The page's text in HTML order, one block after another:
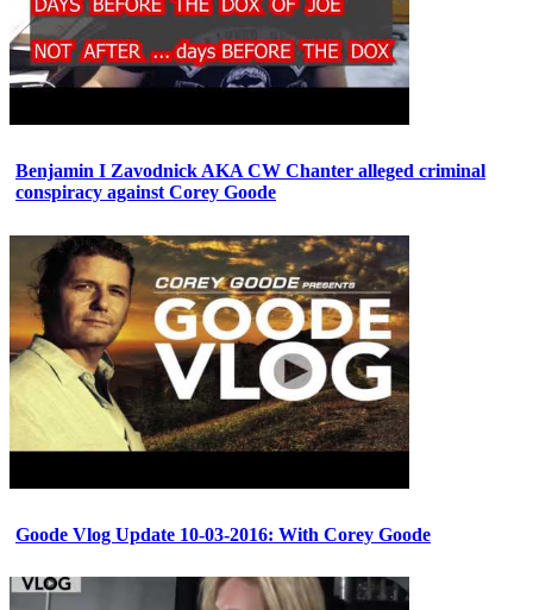
Benjamin I Zavodnick AKA CW Chanter alleged criminal
conspiracy against Corey Goode
Goode Vlog Update 10-03-2016: With Corey Goode